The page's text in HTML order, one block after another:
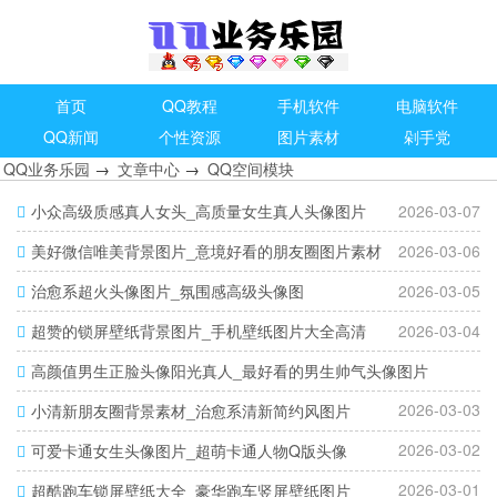
首页 QQ教程 手机软件
电脑软件
QQ新闻
个性资源 图片素材
剁手党
QQ业务乐园 → 文章中心 → QQ空间模块
小众高级质感真人女头_高质量女生真人头像图片
2026-03-07
美好微信唯美背景图片_意境好看的朋友圈图片素材
2026-03-06
治愈系超火头像图片_氛围感高级头像图
2026-03-05
超赞的锁屏壁纸背景图片_手机壁纸图片大全高清
2026-03-04
高颜值男生正脸头像阳光真人_最好看的男生帅气头像图片
2026-03-03
小清新朋友圈背景素材_治愈系清新简约风图片
2026-03-02
可爱卡通女生头像图片_超萌卡通人物Q版头像
2026-03-01
超酷跑车锁屏壁纸大全_豪华跑车竖屏壁纸图片